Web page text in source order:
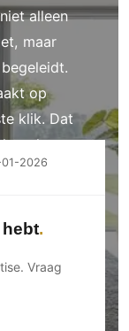
alleen
maar
op
klik. Dat
2026
Vraag